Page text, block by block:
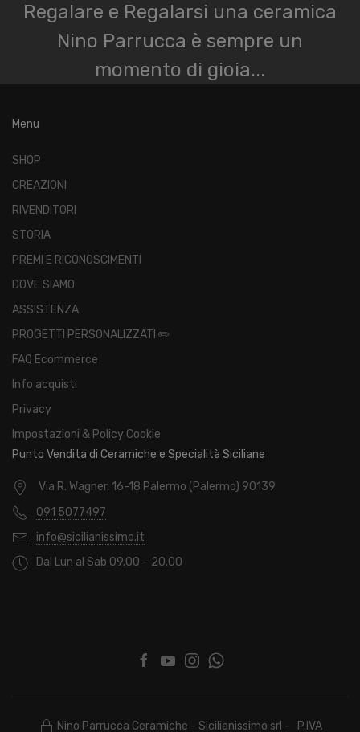
Regalare e Regalarsi una ceramica
Nino Parrucca è sempre un
momento di gioia...
Menu
SHOP
CREAZIONI
RIVENDITORI
STORIA
PREMI E RICONOSCIMENTI
DOVE SIAMO
ASSISTENZA
PROGETTI PERSONALIZZATI ✏️
FAQ Ecommerce
Info acquisti
Privacy
Impostazioni & Policy Cookie
Punto Vendita di Ceramiche e Specialità Siciliane
Via R. Wagner, 16-18 Palermo (Palermo) 90139
091 5077497
info@sicilianissimo.it
Dal Lun al Sab 09.00 – 20.00
Nino Parrucca Ceramiche - Sicilianissimo srl - P.IVA